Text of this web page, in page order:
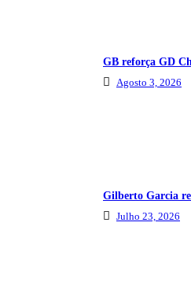
GB reforça GD
Agosto 3, 2026
Gilberto Garcia
Julho 23, 2026